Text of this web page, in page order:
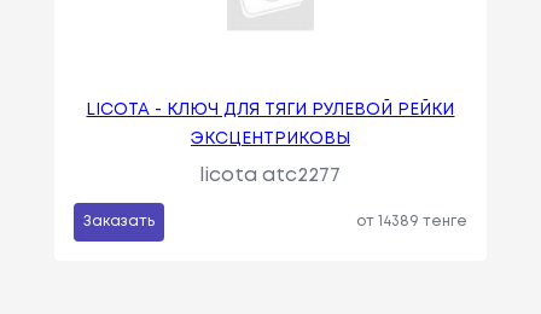
LICOTA - КЛЮЧ ДЛЯ ТЯГИ РУЛЕВОЙ РЕЙКИ
ЭКСЦЕНТРИКОВЫ
licota atc2277
Заказать от 14389 тенге